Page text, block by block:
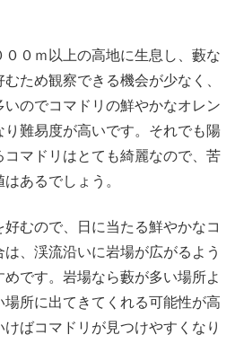
０ｍ以上の高地に生息し、藪な
ため観察できる機会が少なく、
のでコマドリの鮮やかなオレン
り難易度が高いです。それでも陽
マドリはとても綺麗なので、苦
あるでしょう。
むので、日に当たる鮮やかなコ
、渓流沿いに岩場が広がるよう
です。岩場なら藪が多い場所よ
場所に出てきてくれる可能性が高
ばコマドリが見つけやすくなり